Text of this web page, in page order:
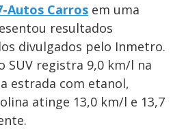
Autos Carros em uma
resultados
divulgados pelo Inmetro.
SUV registra 9,0 km/l na
estrada com etanol,
atinge 13,0 km/l e 13,7